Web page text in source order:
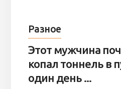
Разное
Этот мужчина
копал тоннель в
один день ...